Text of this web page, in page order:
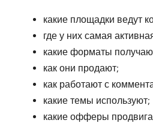
какие площадки ведут
где у них самая
какие форматы
как они продают;
как работают с
какие темы используют;
какие офферы